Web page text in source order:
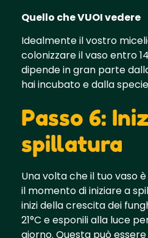
Quello che VUOI vedere
Idealmente il vostro
colonizzare il vaso entro
dipende in gran parte
hai incubato e dalla
Passo 6:
spillatura
Una volta che il tuo vaso
il momento di iniziare a
inizi della crescita dei
21°C e esponili alla luce
giorno. Questa può